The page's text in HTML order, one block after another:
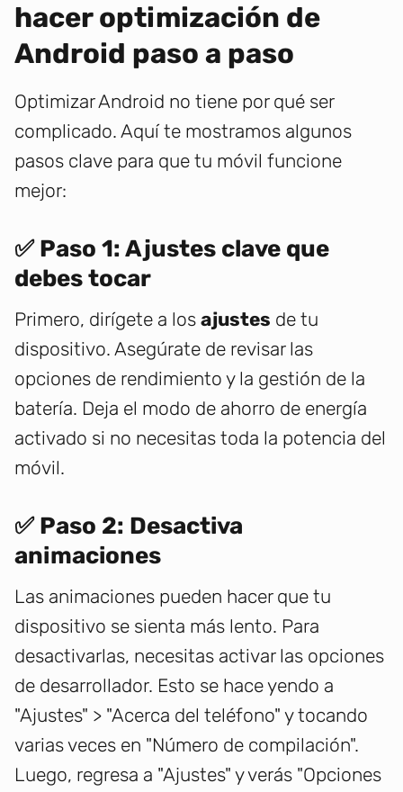
hacer optimización de
Android paso a paso
Optimizar Android no tiene por qué ser
complicado. Aquí te mostramos algunos
pasos clave para que tu móvil funcione
mejor:
✅ Paso 1: Ajustes clave que
debes tocar
Primero, dirígete a los ajustes de tu
dispositivo. Asegúrate de revisar las
opciones de rendimiento y la gestión de la
batería. Deja el modo de ahorro de energía
activado si no necesitas toda la potencia del
móvil.
✅ Paso 2: Desactiva
animaciones
Las animaciones pueden hacer que tu
dispositivo se sienta más lento. Para
desactivarlas, necesitas activar las opciones
de desarrollador. Esto se hace yendo a
"Ajustes" > "Acerca del teléfono" y tocando
varias veces en "Número de compilación".
Luego, regresa a "Ajustes" y verás "Opciones